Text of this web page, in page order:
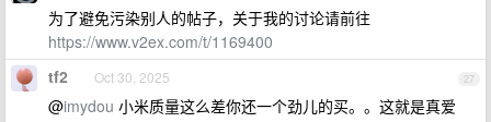
为了避免污染别人的帖子，关于我的讨论请前往
https://www.v2ex.com/t/1169400
27
tf2 Oct 30, 2025
@imydou 小米质量这么差你还一个劲儿的买。。这就是真爱